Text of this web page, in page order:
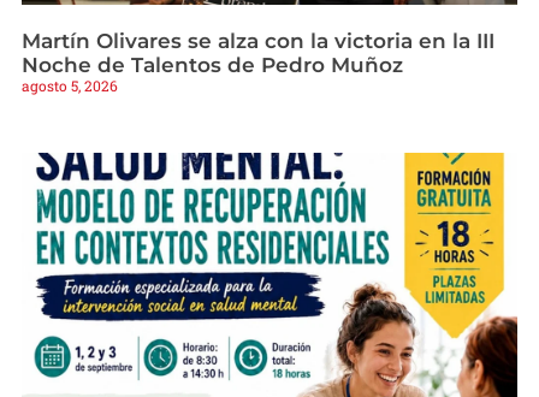
Martín Olivares se alza con la victoria en la III
Noche de Talentos de Pedro Muñoz
agosto 5, 2026